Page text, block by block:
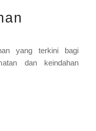
yang terkini bagi
dan keindahan